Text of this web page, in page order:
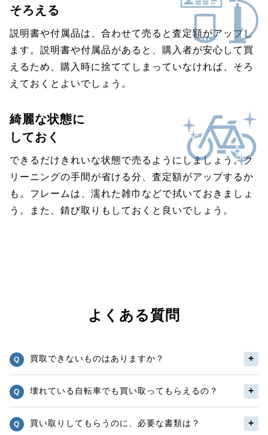
そろえる
説明書や付属品は、合わせて売ると査定額がアップし
ます。説明書や付属品があると、購入者が安心して買
えるため、購入時に捨ててしまっていなければ、そろ
えておくとよいでしょう。
綺麗な状態に
しておく
できるだけきれいな状態で売るようにしましょう。ク
リーニングの手間が省ける分、査定額がアップするか
も。フレームは、濡れた雑巾などで拭いておきましょ
う。また、錆び取りもしておくと良いでしょう。
よくある質問
買取できないものはありますか？
壊れている自転車でも買い取ってもらえるの？
買い取りしてもらうのに、必要な書類は？